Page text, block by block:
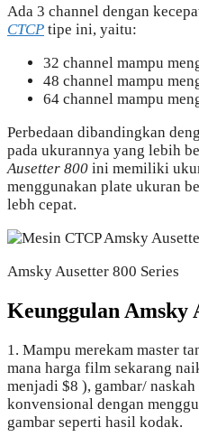
Ada 3 channel dengan
CTCP tipe ini, yaitu:
32 channel mampu
48 channel mampu
64 channel mampu
Perbedaan dibandingkan
pada ukurannya yang lebih
Ausetter 800 ini memiliki
menggunakan plate ukuran
lebh cepat.
Amsky Ausetter 800 Series
Keunggulan Amsky
1. Mampu merekam master
mana harga film sekarang
menjadi $8 ), gambar/
konvensional dengan
gambar seperti hasil kodak.